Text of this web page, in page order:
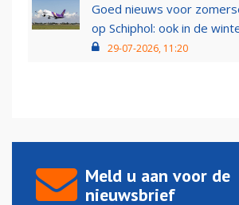
Goed nieuws voor
op Schiphol: ook in de
29-07-2026, 11:20
Meld u aan voor de
nieuwsbrief